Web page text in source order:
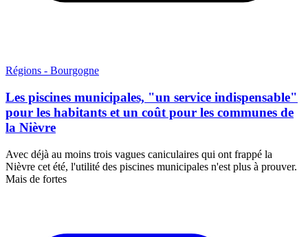
Régions - Bourgogne
Les piscines municipales, "un service indispensable"
pour les habitants et un coût pour les communes de
la Nièvre
Avec déjà au moins trois vagues caniculaires qui ont frappé la
Nièvre cet été, l'utilité des piscines municipales n'est plus à prouver.
Mais de fortes